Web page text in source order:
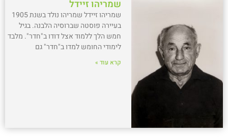
שמריהו זיידל
שמריהו זיידל שמריהו נולד בשנת 1905
בעיירה פוסטה שברוסיה הלבנה. בגיל
חמש הלך ללמוד אצל דודו ב"חדר". מלבד
לימודי החומש למדו ב"חדר" גם
קרא עוד »